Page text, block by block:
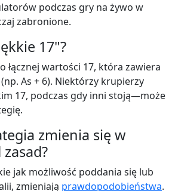
podczas gry na żywo w
zabronione.
17"?
łącznej wartości 17, która zawiera
As + 6). Niektórzy krupierzy
17, podczas gdy inni stoją—może
zmienia się w
jak możliwość poddania się lub
zmieniają prawdopodobieństwa.